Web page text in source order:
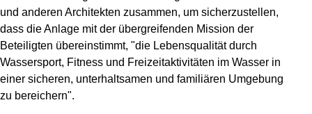
und anderen Architekten zusammen, um sicherzustellen,
dass die Anlage mit der übergreifenden Mission der
Beteiligten übereinstimmt, "die Lebensqualität durch
Wassersport, Fitness und Freizeitaktivitäten im Wasser in
einer sicheren, unterhaltsamen und familiären Umgebung
zu bereichern".